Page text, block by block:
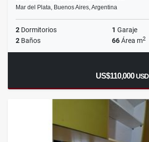
Mar del Plata, Buenos Aires, Argentina
2 Dormitorios 1 Garaje
2 Baños 66Área m2
US$110,000USD